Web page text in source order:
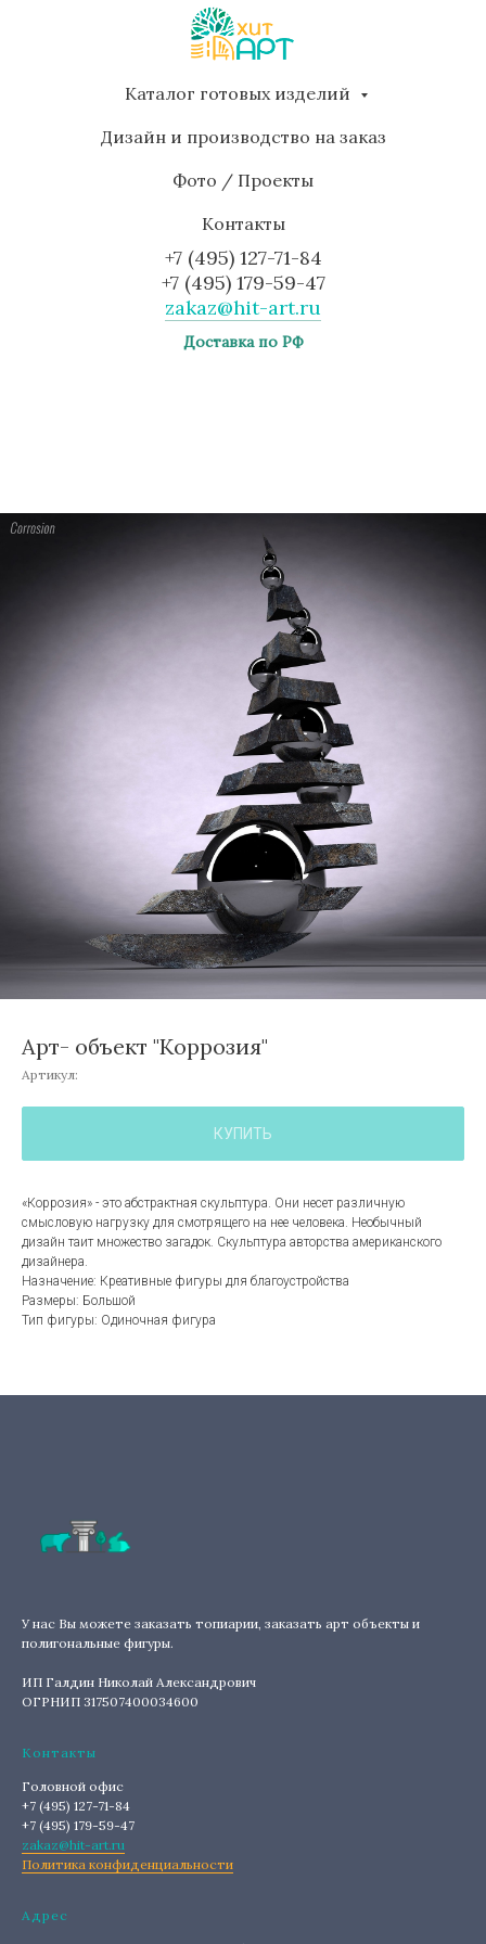
Каталог готовых изделий
Дизайн и производство на заказ
Фото / Проекты
Контакты
+7 (495) 127-71-84
+7 (495) 179-59-47
zakaz@hit-art.ru
Доставка по РФ
Арт- объект "Коррозия"
Артикул:
КУПИТЬ
«Коррозия» - это абстрактная скульптура. Они несет различную
смысловую нагрузку для смотрящего на нее человека. Необычный
дизайн таит множество загадок. Скульптура авторства американского
дизайнера.
Назначение: Креативные фигуры для благоустройства
Размеры: Большой
Тип фигуры: Одиночная фигура
У нас Вы можете заказать топиарии, заказать арт объекты и
полигональные фигуры.
ИП Галдин Николай Александрович
ОГРНИП 317507400034600
Контакты
Головной офис
+7 (495) 127-71-84
+7 (495) 179-59-47
zakaz@hit-art.ru
Политика конфиденциальности
Адрес